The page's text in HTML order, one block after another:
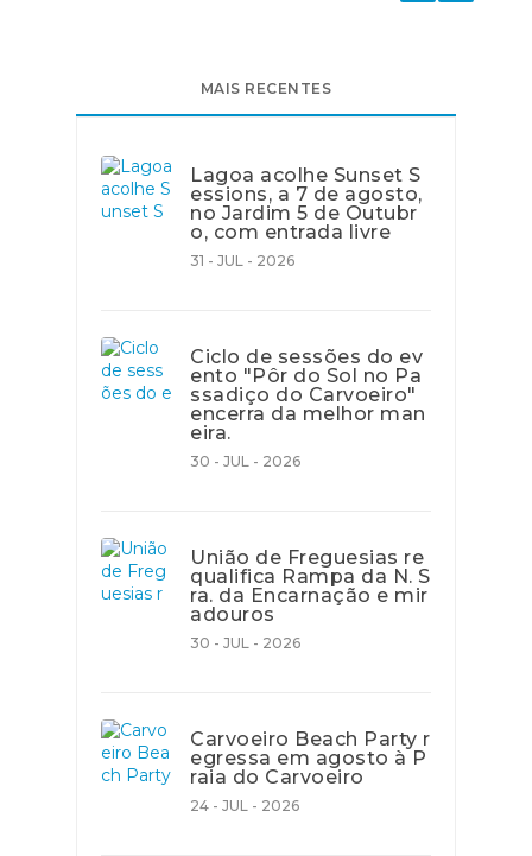
MAIS RECENTES
Lagoa acolhe Sunset S
essions, a 7 de agosto,
no Jardim 5 de Outubr
o, com entrada livre
31 - JUL - 2026
Ciclo de sessões do ev
ento "Pôr do Sol no Pa
ssadiço do Carvoeiro"
encerra da melhor man
eira.
30 - JUL - 2026
União de Freguesias re
qualifica Rampa da N. S
ra. da Encarnação e mir
adouros
30 - JUL - 2026
Carvoeiro Beach Party r
egressa em agosto à P
raia do Carvoeiro
24 - JUL - 2026